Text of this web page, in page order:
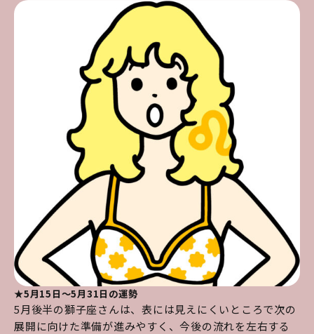
★5月15日～5月31日の運勢
5月後半の獅子座さんは、表には見えにくいところで次の
展開に向けた準備が進みやすく、今後の流れを左右する